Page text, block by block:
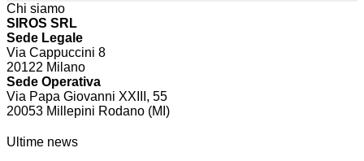
Chi siamo
SIROS SRL
Sede Legale
Via Cappuccini 8
20122 Milano
Sede Operativa
Via Papa Giovanni XXIII, 55
20053 Millepini Rodano (MI)
Ultime news